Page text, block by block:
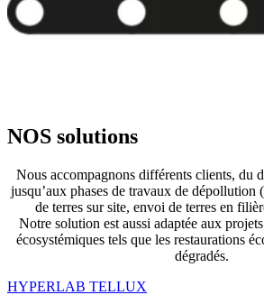
NOS solutions
Nous accompagnons différents clients, du
jusqu’aux phases de travaux de
de terres sur site, envoi de terres en
Notre solution est aussi adaptée aux
écosystémiques tels que les restaurations
dégradés.
HYPERLAB TELLUX